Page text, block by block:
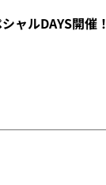
ャルDAYS開催！